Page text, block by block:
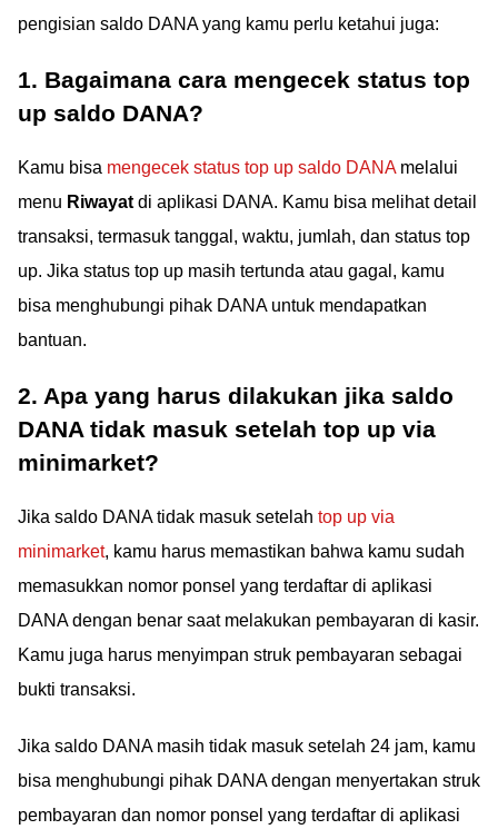
pengisian saldo DANA yang kamu perlu ketahui juga:
1. Bagaimana cara mengecek status top
up saldo DANA?
Kamu bisa mengecek status top up saldo DANA melalui
menu Riwayat di aplikasi DANA. Kamu bisa melihat detail
transaksi, termasuk tanggal, waktu, jumlah, dan status top
up. Jika status top up masih tertunda atau gagal, kamu
bisa menghubungi pihak DANA untuk mendapatkan
bantuan.
2. Apa yang harus dilakukan jika saldo
DANA tidak masuk setelah top up via
minimarket?
Jika saldo DANA tidak masuk setelah top up via
minimarket, kamu harus memastikan bahwa kamu sudah
memasukkan nomor ponsel yang terdaftar di aplikasi
DANA dengan benar saat melakukan pembayaran di kasir.
Kamu juga harus menyimpan struk pembayaran sebagai
bukti transaksi.
Jika saldo DANA masih tidak masuk setelah 24 jam, kamu
bisa menghubungi pihak DANA dengan menyertakan struk
pembayaran dan nomor ponsel yang terdaftar di aplikasi